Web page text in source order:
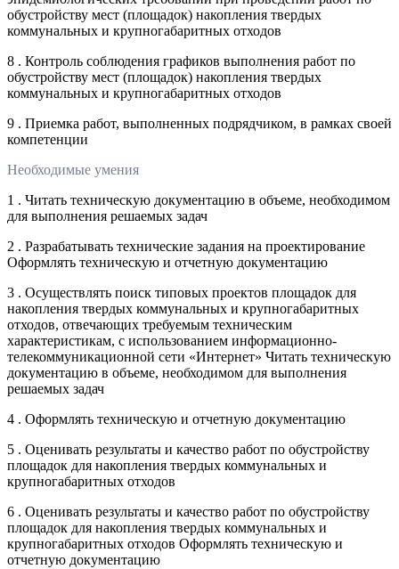
обустройству мест (площадок) накопления твердых
коммунальных и крупногабаритных отходов
8 . Контроль соблюдения графиков выполнения работ по
обустройству мест (площадок) накопления твердых
коммунальных и крупногабаритных отходов
9 . Приемка работ, выполненных подрядчиком, в рамках своей
компетенции
Необходимые умения
1 . Читать техническую документацию в объеме, необходимом
для выполнения решаемых задач
2 . Разрабатывать технические задания на проектирование
Оформлять техническую и отчетную документацию
3 . Осуществлять поиск типовых проектов площадок для
накопления твердых коммунальных и крупногабаритных
отходов, отвечающих требуемым техническим
характеристикам, с использованием информационно-
телекоммуникационной сети «Интернет» Читать техническую
документацию в объеме, необходимом для выполнения
решаемых задач
4 . Оформлять техническую и отчетную документацию
5 . Оценивать результаты и качество работ по обустройству
площадок для накопления твердых коммунальных и
крупногабаритных отходов
6 . Оценивать результаты и качество работ по обустройству
площадок для накопления твердых коммунальных и
крупногабаритных отходов Оформлять техническую и
отчетную документацию